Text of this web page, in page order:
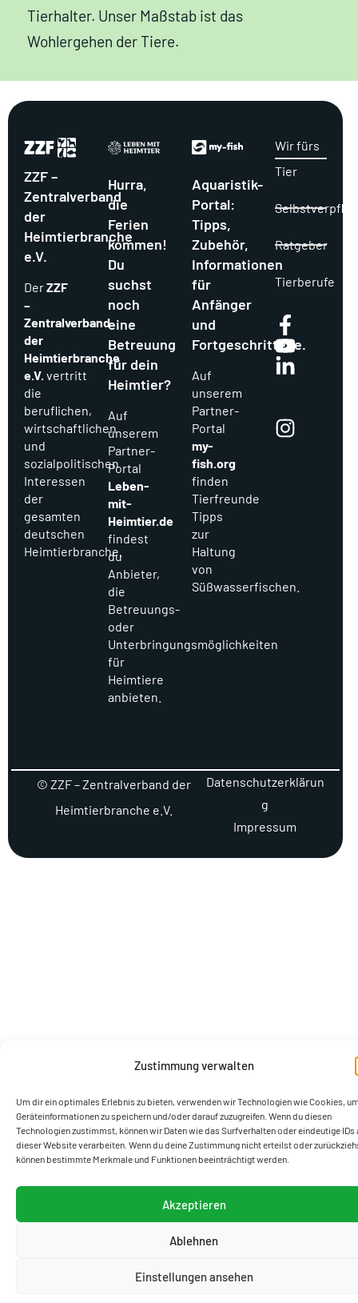
Zustimmung verwalten
Um dir ein optimales Erlebnis zu bieten, verwenden wir Technologien wie Cookies,
Geräteinformationen zu speichern und/oder darauf zuzugreifen. Wenn du diesen
Technologien zustimmst, können wir Daten wie das Surfverhalten oder eindeutige IDs
dieser Website verarbeiten. Wenn du deine Zustimmung nicht erteilst oder
können bestimmte Merkmale und Funktionen beeinträchtigt werden.
Akzeptieren
Ablehnen
Einstellungen ansehen
Tierhalter. Unser Maßstab ist das
Wohlergehen der Tiere.
ZZF –
Zentralverband
der
Heimtierbranche
e.V.
DerZZF
–
Zentralverband
der
Heimtierbranche
e.V. vertritt
die
beruflichen,
wirtschaftlichen
und
sozialpolitischen
Interessen
der
gesamten
deutschen
Heimtierbranche.
Hurra,
die
Ferien
kommen!
Du
suchst
noch
eine
Betreuung
für dein
Heimtier?
Auf
unserem
Partner-
Portal
Leben-
mit-
Heimtier.de
findest
du
Anbieter,
die
Betreuungs-
oder
Unterbringungsmöglichkeiten
für
Heimtiere
anbieten.
Aquaristik-
Portal:
Tipps,
Zubehör,
Informationen
für
Anfänger
und
Fortgeschrittene.
Auf
unserem
Partner-
Portal
my-
fish.org
finden
Tierfreunde
Tipps
zur
Haltung
von
Süßwasserfischen.
Wir fürs
Tier
Ratgeber
Tierberufe
© ZZF – Zentralverband der
Heimtierbranche e.V.
Datenschutzerklärun
g
Impressum